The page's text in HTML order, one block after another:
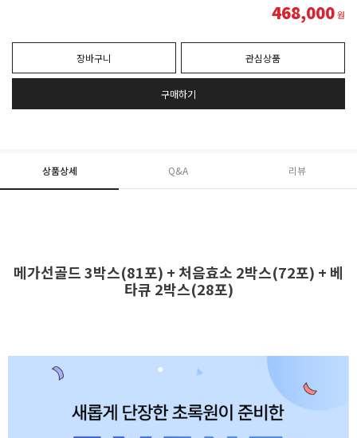
468,000원
장바구니 관심상품
구매하기
상품상세 Q&A 리뷰
메가선골드 3박스(81포) + 처음효소 2박스(72포) + 베
타큐 2박스(28포)